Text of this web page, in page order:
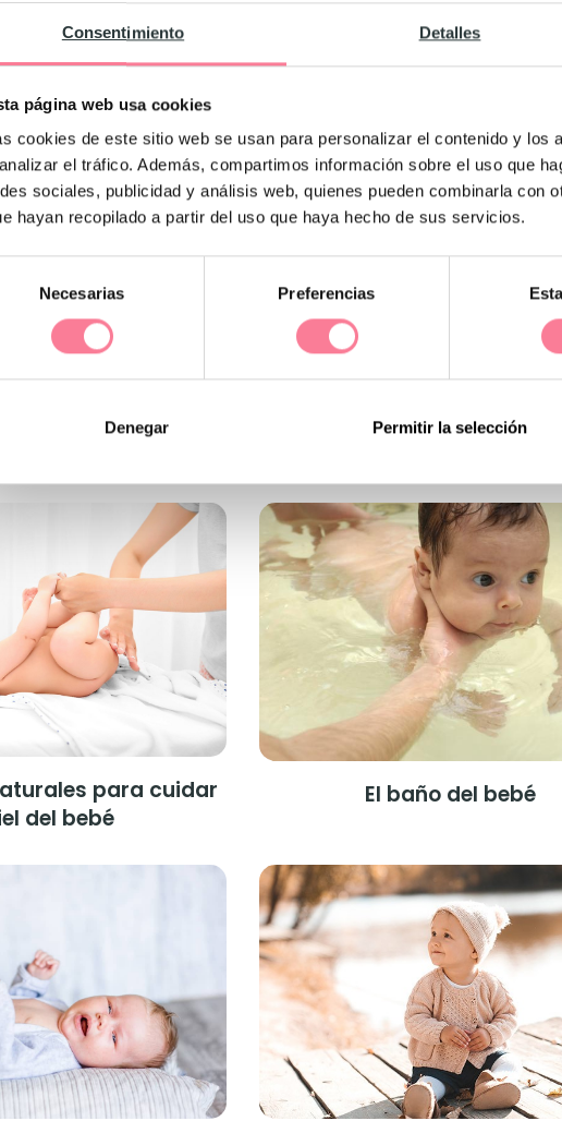
Consentimiento Detalles
página web usa cookies
cookies de este sitio web se usan para personalizar el contenido y los
el tráfico. Además, compartimos información sobre el uso que
sociales, publicidad y análisis web, quienes pueden combinarla con
hayan recopilado a partir del uso que haya hecho de sus servicios.
Necesarias Preferencias
Denegar Permitir la selección
qué debes saber
pañal no se quita,
se deja
Productos de higiene
para cuidar
del bebé
El baño del bebé